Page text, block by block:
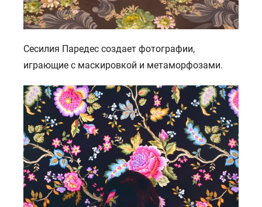
Сесилия Паредес создает фотографии,
играющие с маскировкой и метаморфозами.